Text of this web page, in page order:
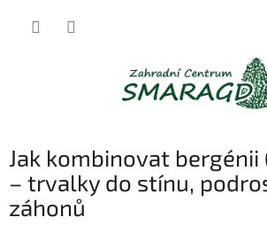
Jak kombinovat bergénii
– trvalky do stínu,
záhonů